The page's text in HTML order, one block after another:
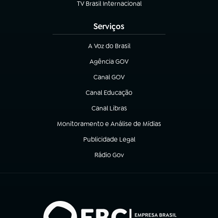
TV Brasil Internacional
(abre em nova aba)
Serviços
A Voz do Brasil
(abre em nova aba)
Agência GOV
(abre em nova aba)
Canal GOV
(abre em nova aba)
Canal Educação
(abre em nova aba)
Canal Libras
(abre em nova aba)
Monitoramento e Análise de Mídias
(abre em nova aba)
Publicidade Legal
(abre em nova aba)
Rádio Gov
(abre em nova aba)